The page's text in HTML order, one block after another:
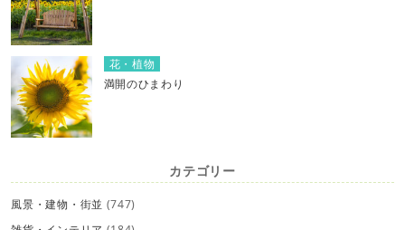
花・植物
満開のひまわり
カテゴリー
風景・建物・街並 (747)